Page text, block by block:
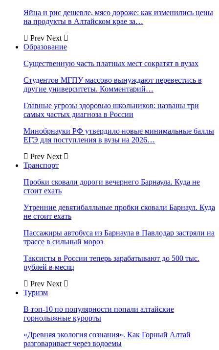
Яйца и рис дешевле, мясо дороже: как изменились цены
на продукты в Алтайском крае за…
Prev Next
Образование
Существенную часть платных мест сократят в вузах
Студентов МГПУ массово вынуждают перевестись в
другие университеты. Комментарий…
Главные угрозы здоровью школьников: названы три
самых частых диагноза в России
Минобрнауки РФ утвердило новые минимальные баллы
ЕГЭ для поступления в вузы на 2026…
Prev Next
Транспорт
Пробки сковали дороги вечернего Барнаула. Куда не
стоит ехать
Утренние девятибалльные пробки сковали Барнаул. Куда
не стоит ехать
Пассажиры автобуса из Барнаула в Павлодар застряли на
трассе в сильный мороз
Таксисты в России теперь зарабатывают до 500 тыс.
рублей в месяц
Prev Next
Туризм
В топ-10 по популярности попали алтайские
горнолыжные курорты
«Древняя экология сознания». Как Горный Алтай
разговаривает через водоемы